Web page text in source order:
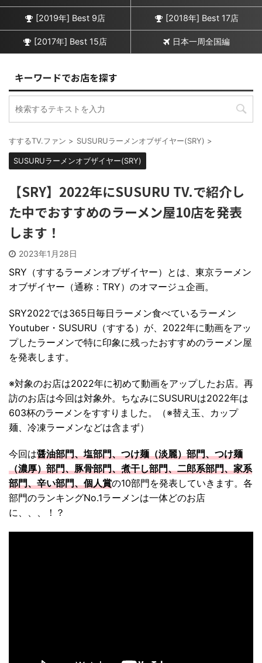
[2019年] Best 9店 [2018年] Best 17店
[2017年] Best 15店 日本一周全国編
キーワードでお店を探す
すするTV.ファン > SUSURUラーメンオブザイヤー(SRY) >
SUSURUラーメンオブザイヤー(SRY)
【SRY】2022年にSUSURU TV.で紹介し
た中でおすすめのラーメン屋10店を発表
します！
2023年1月28日
SRY（すするラーメンオブザイヤー）とは、東京ラーメン
オブザイヤー（通称：TRY）のオマージュ企画。
SRY2022では365日毎日ラーメン食べているラーメン
Youtuber・SUSURU（すする）が、2022年に動画をアッ
プしたラーメンで特に印象に残ったおすすめのラーメン屋
を発表します。
※対象のお店は2022年に初めて動画をアップしたお店。再
訪のお店は今回は対象外。ちなみにSUSURUは2022年は
603杯のラーメンをすすりました。（※替え玉、カップ
麺、冷凍ラーメンなどは含まず）
今回は醤油部門、塩部門、つけ麺（淡麗）部門、つけ麺
（濃厚）部門、豚骨部門、煮干し部門、二郎系部門、家系
部門、辛い部門、個人賞の10部門を発表していきます。各
部門のランキングNo.1ラーメンは一体どのお店
に、、、！？